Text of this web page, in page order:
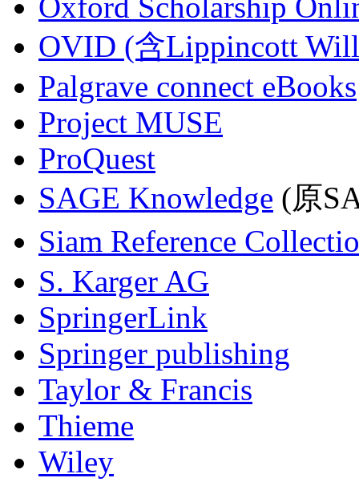
OVID (含Lippincott
Palgrave connect eBooks
Project MUSE
ProQuest
SAGE Knowledge (原
Siam Reference
S. Karger AG
SpringerLink
Springer publishing
Taylor & Francis
Thieme
Wiley